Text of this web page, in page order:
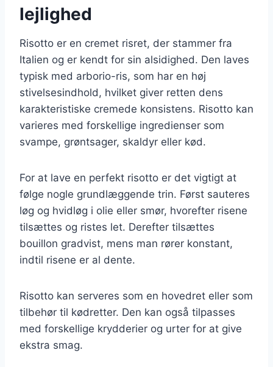
lejlighed
Risotto er en cremet risret, der stammer fra
Italien og er kendt for sin alsidighed. Den laves
typisk med arborio-ris, som har en høj
stivelsesindhold, hvilket giver retten dens
karakteristiske cremede konsistens. Risotto kan
varieres med forskellige ingredienser som
svampe, grøntsager, skaldyr eller kød.
For at lave en perfekt risotto er det vigtigt at
følge nogle grundlæggende trin. Først sauteres
løg og hvidløg i olie eller smør, hvorefter risene
tilsættes og ristes let. Derefter tilsættes
bouillon gradvist, mens man rører konstant,
indtil risene er al dente.
Risotto kan serveres som en hovedret eller som
tilbehør til kødretter. Den kan også tilpasses
med forskellige krydderier og urter for at give
ekstra smag.